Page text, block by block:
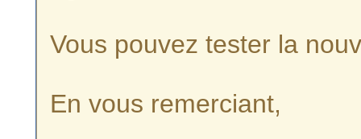
Vous pouvez tester la
En vous remerciant,